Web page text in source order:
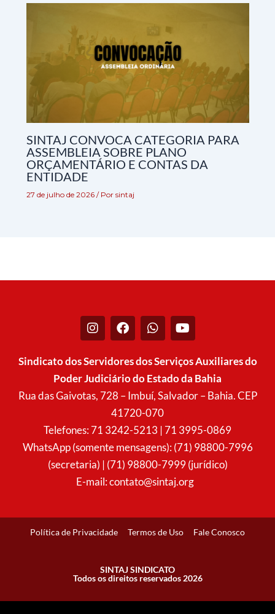
SINTAJ CONVOCA CATEGORIA PARA
ASSEMBLEIA SOBRE PLANO
ORÇAMENTÁRIO E CONTAS DA
ENTIDADE
27 de julho de 2026 / Por sintaj
I
n
t
g
r
F
a
e
b
o
o
k
W
h
t
a
p
p
Y
o
t
u
b
e
Sindicato dos Servidores dos Serviços Auxiliares do
Poder Judiciário do Estado da Bahia
Rua das Gaivotas, 728 – Imbuí, Salvador – Bahia. CEP
41720-070
Telefones: 71 3242-5213 | 71 3995-0869
WhatsApp (somente mensagens): (71) 98800-7996
(secretaria) | (71) 98800-7999 (jurídico)
E-mail:contato@sintaj.org
Política de Privacidade Termos de Uso Fale Conosco
SINTAJ SINDICATO
Todos os direitos reservados 2026